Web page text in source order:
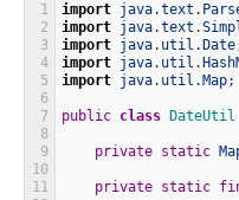
1
2
3
4
5
6
7
8
9
10
11
import java.text .
import java.text .
import java. util . Date
import java. util .
import java. util . Map;
public class DateUtil
private static
private static